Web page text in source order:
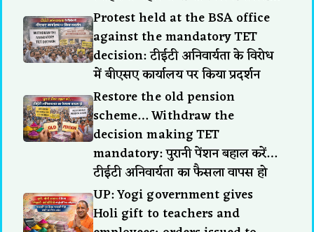
Protest held at the BSA office
against the mandatory TET
decision: टीईटी अनिवार्यता के विरोध
में बीएसए कार्यालय पर किया प्रदर्शन
Restore the old pension
scheme… Withdraw the
decision making TET
mandatory: पुरानी पेंशन बहाल करें…
टीईटी अनिवार्यता का फैसला वापस हो
UP: Yogi government gives
Holi gift to teachers and